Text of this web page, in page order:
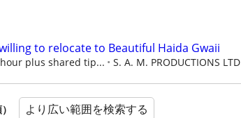
to relocate to Beautiful Haida Gwaii
plus shared tip... S. A. M. PRODUCTIONS LTD
より広い範囲を検索する